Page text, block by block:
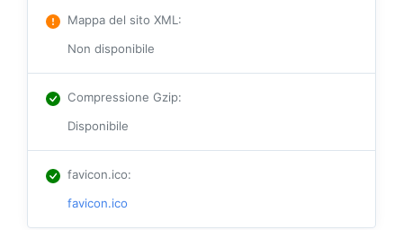
Mappa del sito XML:
Non disponibile
Compressione Gzip:
Disponibile
favicon.ico:
favicon.ico